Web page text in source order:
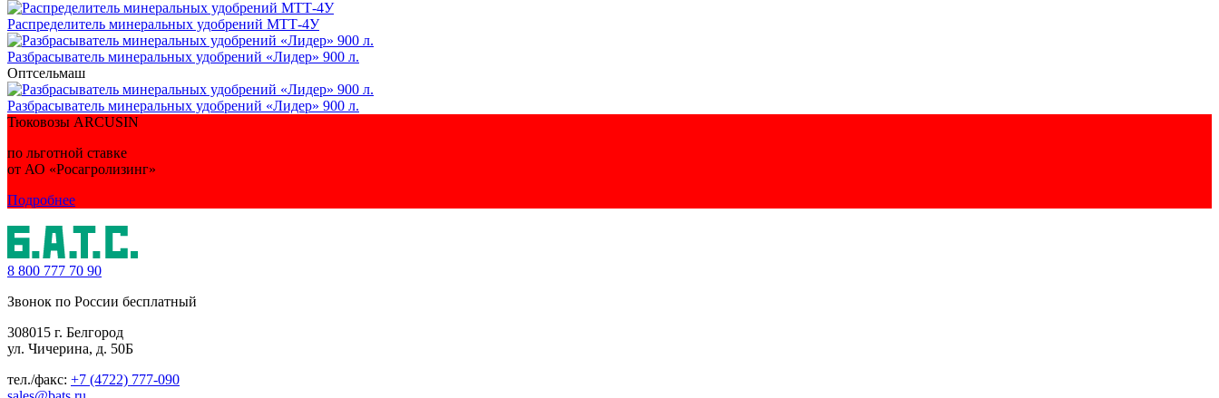
Распределитель минеральных удобрений МТТ-4У
Разбрасыватель минеральных удобрений «Лидер» 900 л.
Оптсельмаш
Разбрасыватель минеральных удобрений «Лидер» 900 л.
Тюковозы ARCUSIN
по льготной ставке
от АО «Росагролизинг»
Подробнее
8 800 777 70 90
Звонок по России бесплатный
308015 г. Белгород
ул. Чичерина, д. 50Б
тел./факс: +7 (4722) 777-090